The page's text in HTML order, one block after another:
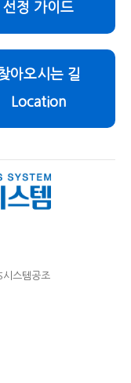
선정 가이드
아오시는 길
Location
스템공조